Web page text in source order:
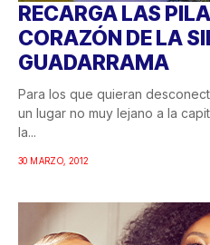
RECARGA LAS
CORAZÓN DE LA
GUADARRAMA
Para los que quieran
un lugar no muy lejano a la
la...
30 MARZO, 2012